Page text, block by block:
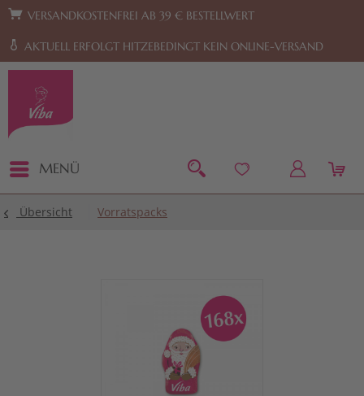
Zur Hauptnavigation springen Zum Footer springen
VERSANDKOSTENFREI AB 39 € BESTELLWERT
AKTUELL ERFOLGT HITZEBEDINGT KEIN ONLINE-VERSAND
MENÜ
Übersicht Vorratspacks